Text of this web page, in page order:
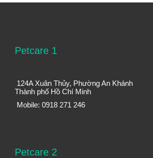
Petcare 1
124A Xuân Thủy, Phường An Khánh
Thành phố Hồ Chí Minh
Mobile: 0918 271 246
Petcare 2